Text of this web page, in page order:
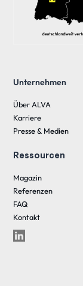
Unternehmen
Über ALVA
Karriere
Presse & Medien
Ressourcen
Magazin
Referenzen
FAQ
Kontakt